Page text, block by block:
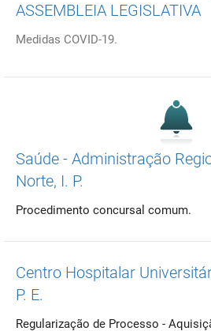
ASSEMBLEIA LEGISLATIVA
Medidas COVID-19.
Saúde - Administração
Norte, I. P.
Procedimento concursal comum.
Centro Hospitalar
P. E.
Regularização de Processo -